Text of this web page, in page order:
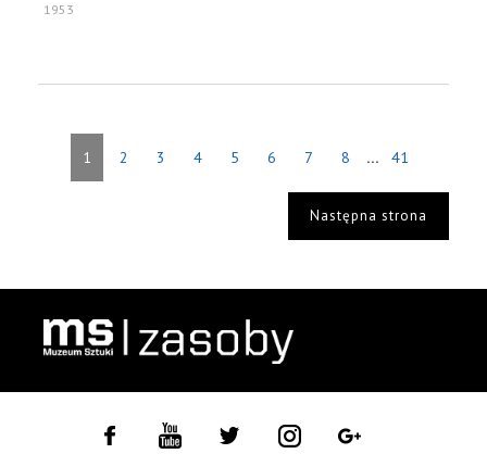
1953
1 2 3 4 5 6 7 8 ... 41
Następna strona